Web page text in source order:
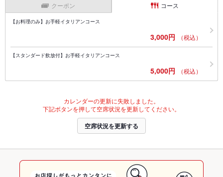
クーポン コース
【お料理のみ】お手軽イタリアンコース
3,000円 （税込）
【スタンダード飲放付】お手軽イタリアンコース
5,000円 （税込）
カレンダーの更新に失敗しました。
下記ボタンを押して空席状況を更新してください。
空席状況を更新する